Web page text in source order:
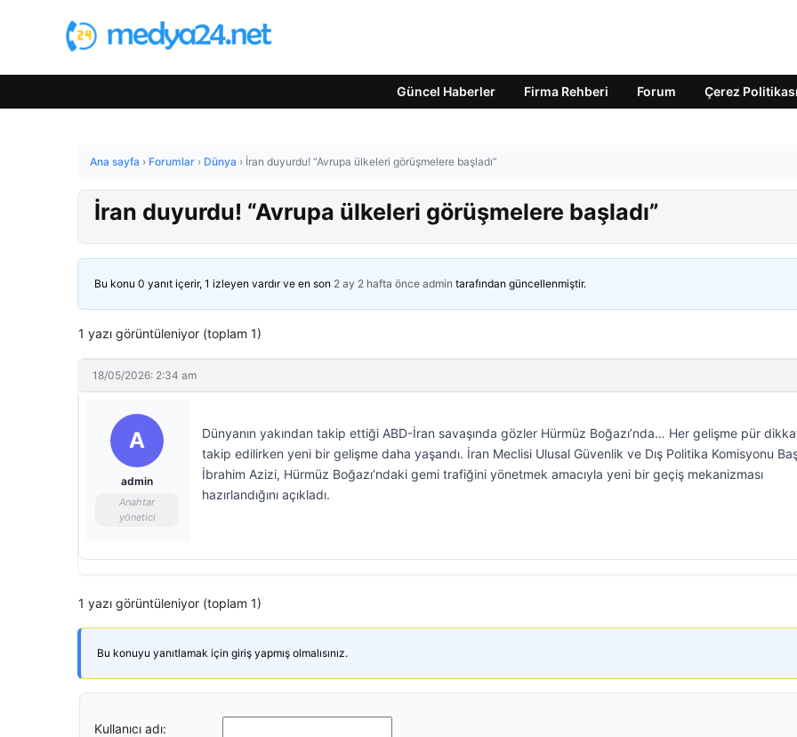
Güncel Haberler Firma Rehberi Forum Çerez Politikası
Ana sayfa › Forumlar › Dünya › İran duyurdu! “Avrupa ülkeleri görüşmelere başladı”
İran duyurdu! “Avrupa ülkeleri görüşmelere başladı”
Bu konu 0 yanıt içerir, 1 izleyen vardır ve en son 2 ay 2 hafta önce admin tarafından güncellenmiştir.
1 yazı görüntüleniyor (toplam 1)
18/05/2026: 2:34 am
A
admin
Anahtar
yönetici
Dünyanın yakından takip ettiği ABD-İran savaşında gözler Hürmüz Boğazı’nda… Her gelişme pür
takip edilirken yeni bir gelişme daha yaşandı. İran Meclisi Ulusal Güvenlik ve Dış Politika Komisyonu
İbrahim Azizi, Hürmüz Boğazı’ndaki gemi trafiğini yönetmek amacıyla yeni bir geçiş mekanizması
hazırlandığını açıkladı.
1 yazı görüntüleniyor (toplam 1)
Bu konuyu yanıtlamak için giriş yapmış olmalısınız.
Kullanıcı adı: